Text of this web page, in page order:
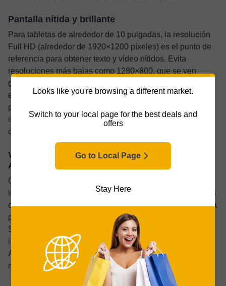
Looks like you're browsing a different market.
Switch to your local page for the best deals and
offers
Go to Local Page
Stay Here
Pantalla nítida y brillante
Para tabletas de alrededor de 10 pulgadas, la resolución
Full HD (alrededor de 1920×1200 píxeles) es el punto de
referencia para obtener texto y vídeo nítidos. Evita
resoluciones más bajas como 1280×800, que se ven
granuladas. Las pantallas LCD IPS pueden ser
extraordinarias, pero las OLED ofrecen negros más
profundos y colores más intensos. El brillo también es
importante; apunta a 400 nits o más si planeas usar el
dispositivo al aire libre.
Versiones y actualizaciones recientes de
Android
Opta por un dispositivo que ejecute una versión moderna,
idealmente Android 13 o posterior, para beneficiarte de las
optimizaciones de pantalla grande. Comprueba también la
promesa de actualización del fabricante. Marcas como
Samsung ofrecen hasta cuatro años de actualizaciones
importantes del sistema operativo en las mejores tablets
Android, lo que ayuda a mantenerlas seguras y con
muchas funciones a lo largo del tiempo.